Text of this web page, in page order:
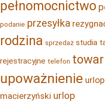
pełnomocnictwo
podanie przesyłka
rodzina sprzedaż studia
rejestracyjne telefon towar
upoważnienie urlop
macierzyński urlop